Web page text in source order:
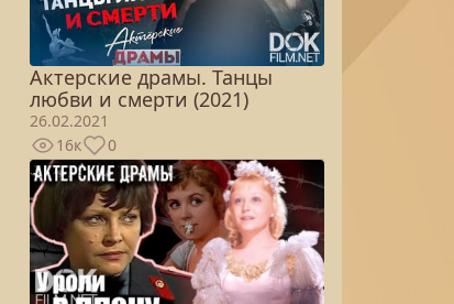
Актерские драмы. Танцы
любви и смерти (2021)
26.02.2021
16к
0